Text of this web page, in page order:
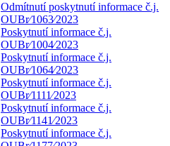
Odmítnutí poskytnutí informace č.j.
OUBr⁄1063⁄2023
Poskytnutí informace č.j.
OUBr⁄1004⁄2023
Poskytnutí informace č.j.
OUBr⁄1064⁄2023
Poskytnutí informace č.j.
OUBr⁄1111⁄2023
Poskytnutí informace č.j.
OUBr⁄1141⁄2023
Poskytnutí informace č.j.